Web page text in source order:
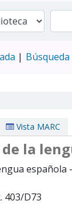
Vista MARC
la
española
403/D73